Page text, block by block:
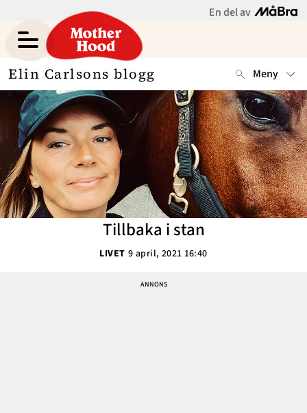
En del av
Gravid
Bebis & Småbarn
Skolbarn
Tonåringar
Mammaliv
Elin Carlsons blogg Meny
Hem
Om
Kategorier
Arkiv
Kontakt
Tillbaka i stan
LIVET 9 april, 2021 16:40